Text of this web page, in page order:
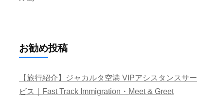
お勧め投稿
【旅行紹介】ジャカルタ空港 VIPアシスタンスサー
ビス｜Fast Track Immigration・Meet & Greet